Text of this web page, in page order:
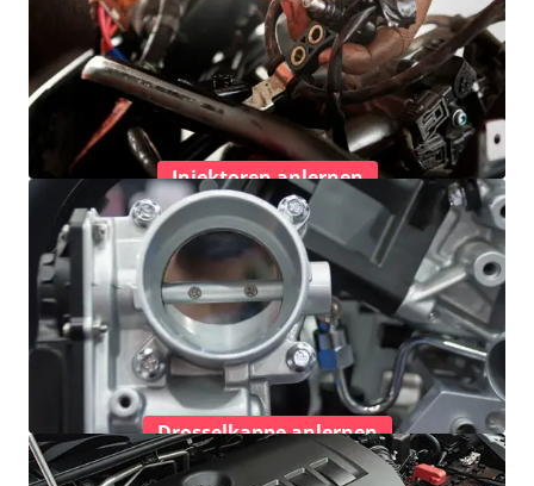
Injektoren anlernen
Drosselkappe anlernen